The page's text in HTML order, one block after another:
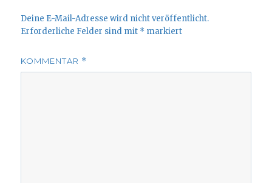
Deine E-Mail-Adresse wird nicht veröffentlicht.
Erforderliche Felder sind mit * markiert
KOMMENTAR *